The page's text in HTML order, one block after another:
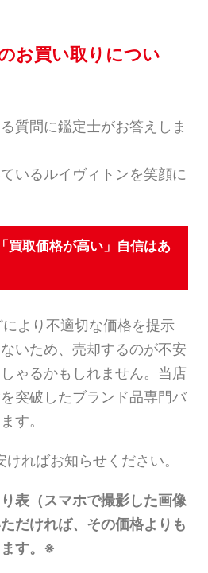
お買い取りについ
質問に鑑定士がお答えしま
いるルイヴィトンを笑顔に
取価格が高い」自信はあ
より不適切な価格を提示
いため、売却するのが不安
ゃるかもしれません。当店
突破したブランド品専門バ
す。
ればお知らせください。
表（スマホで撮影した画像
だければ、その価格よりも
す。※